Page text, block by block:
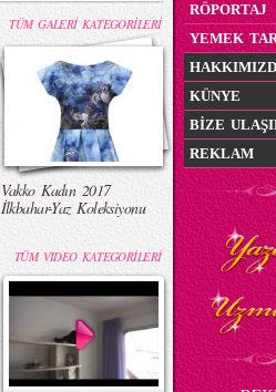
TÜM GALERİ KATEGORİLERİ
Vakko Kadın 2017
İlkbahar-Yaz Koleksiyonu
TÜM VIDEO KATEGORİLERİ
RÖPORTAJ
YEMEK
KÜNYE
BİZE
REKLAM